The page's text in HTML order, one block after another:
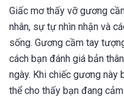
Giấc mơ thấy vỡ gương
nhân, sự tự nhìn nhận và
sống. Gương cầm tay
cách bạn đánh giá bản
ngày. Khi chiếc gương
thể cho thấy bạn đang